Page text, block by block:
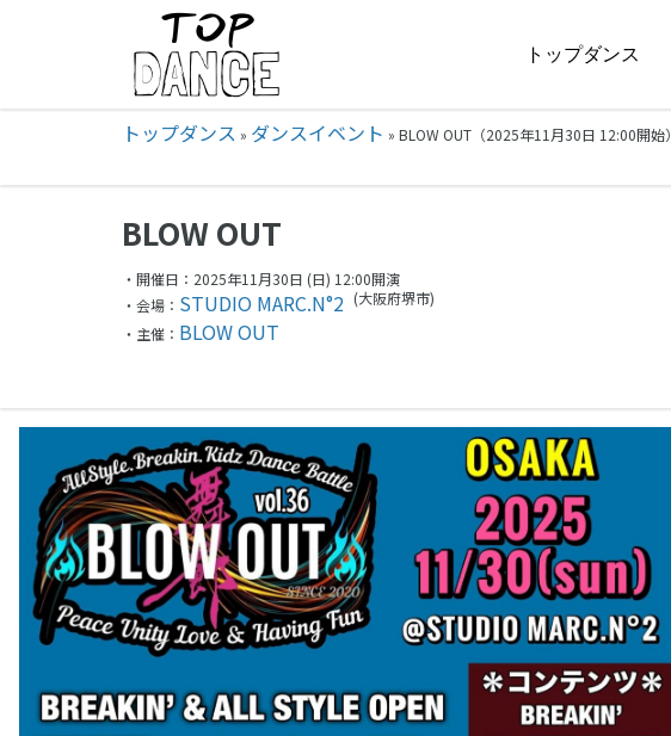
トップダンス
トップダンス » ダンスイベント » BLOW OUT（2025年11月30日 12:00開始）
BLOW OUT
・開催日：2025年11月30日 (日) 12:00開演
・会場： STUDIO MARC.N°2 (大阪府堺市)
・主催： BLOW OUT